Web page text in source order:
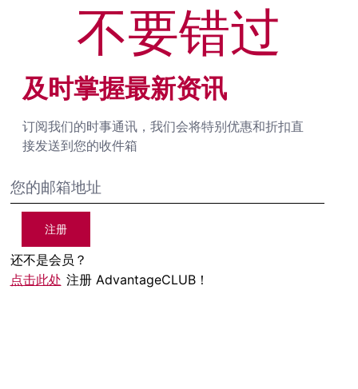
及时掌握最新资讯
订阅我们的时事通讯，我们会将特别优惠和折扣直
接发送到您的收件箱
注册
还不是会员？
点击此处 注册 AdvantageCLUB！
不要错过